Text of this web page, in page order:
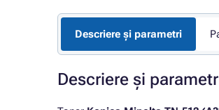
Descriere și parametri
Descriere și